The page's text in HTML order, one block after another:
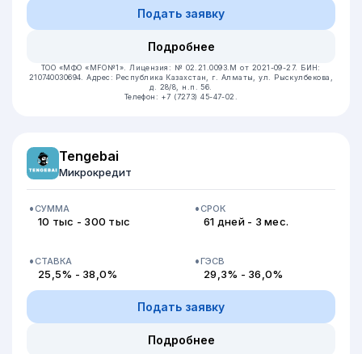
Подать заявку
Подробнее
ТОО «МФО «MFO№1». Лицензия: № 02.21.0093.М от 2021-09-27. БИН:
210740030694.Адрес: Республика Казахстан, г. Алматы, ул. Рыскулбекова,
д. 28/8, н.п. 56.
Телефон: +7 (7273) 45-47-02.
Tengebai
Микрокредит
СУММА
10 тыс - 300 тыс
СРОК
61 дней - 3 мес.
СТАВКА
25,5% - 38,0%
ГЭСВ
29,3% - 36,0%
Подать заявку
Подробнее